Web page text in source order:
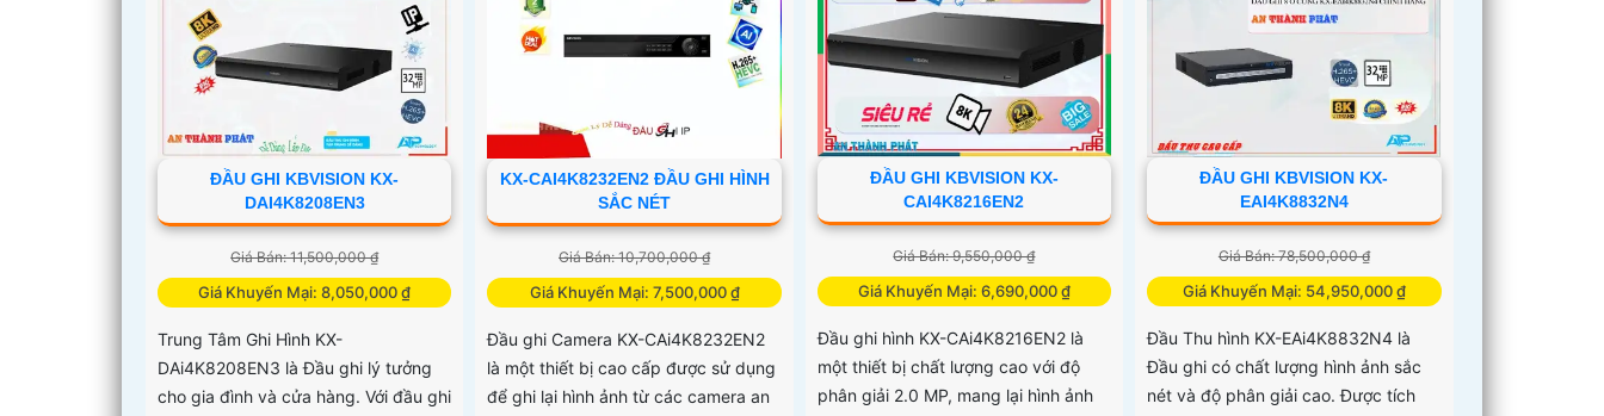
ĐẦU GHI KBVISION KX-
DAI4K8208EN3
Giá Bán: 11,500,000 ₫
Giá Khuyến Mại: 8,050,000 ₫
Trung Tâm Ghi Hình KX-
DAi4K8208EN3 là Đầu ghi lý tưởng
cho gia đình và cửa hàng. Với đầu ghi
KX-CAI4K8232EN2 ĐẦU GHI HÌNH
SẮC NÉT
Giá Bán: 10,700,000 ₫
Giá Khuyến Mại: 7,500,000 ₫
Đầu ghi Camera KX-CAi4K8232EN2
là một thiết bị cao cấp được sử dụng
để ghi lại hình ảnh từ các camera an
ĐẦU GHI KBVISION KX-
CAI4K8216EN2
Giá Bán: 9,550,000 ₫
Giá Khuyến Mại: 6,690,000 ₫
Đầu ghi hình KX-CAi4K8216EN2 là
một thiết bị chất lượng cao với độ
phân giải 2.0 MP, mang lại hình ảnh
ĐẦU GHI KBVISION KX-
EAI4K8832N4
Giá Bán: 78,500,000 ₫
Giá Khuyến Mại: 54,950,000 ₫
Đầu Thu hình KX-EAi4K8832N4 là
Đầu ghi có chất lượng hình ảnh sắc
nét và độ phân giải cao. Được tích